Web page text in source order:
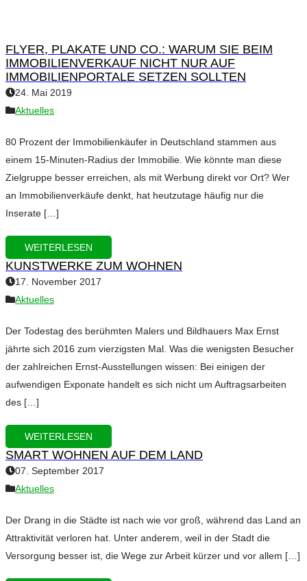
FLYER, PLAKATE UND CO.: WARUM SIE BEIM
IMMOBILIENVERKAUF NICHT NUR AUF
IMMOBILIENPORTALE SETZEN SOLLTEN
24. Mai 2019
Aktuelles
80 Prozent der Immobilienkäufer in Deutschland stammen aus
einem 15-Minuten-Radius der Immobilie. Wie könnte man diese
Zielgruppe besser erreichen, als mit Werbung direkt vor Ort? Wer
an Immobilienverkäufe denkt, hat heutzutage häufig nur die
Inserate […]
WEITERLESEN
KUNSTWERKE ZUM WOHNEN
17. November 2017
Aktuelles
Der Todestag des berühmten Malers und Bildhauers Max Ernst
jährte sich 2016 zum vierzigsten Mal. Was die wenigsten Besucher
der zahlreichen Ernst-Ausstellungen wissen: Bei einigen der
aufwendigen Exponate handelt es sich nicht um Auftragsarbeiten
des […]
WEITERLESEN
SMART WOHNEN AUF DEM LAND
07. September 2017
Aktuelles
Der Drang in die Städte ist nach wie vor groß, während das Land an
Attraktivität verloren hat. Unter anderem, weil in der Stadt die
Versorgung besser ist, die Wege zur Arbeit kürzer und vor allem […]